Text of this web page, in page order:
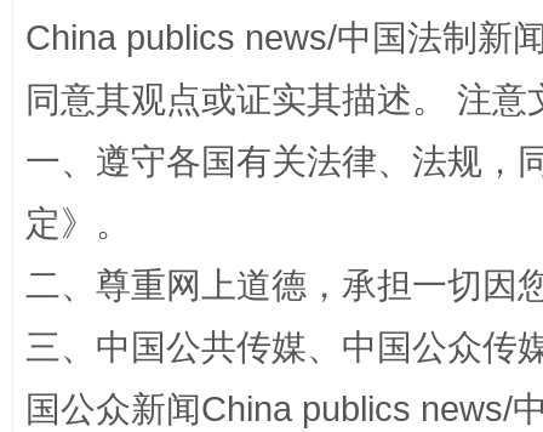
扯下公款旅游的“隐身衣” 如何以
China publics news/中国法制新
同意其观点或证实其描述。 注
一、遵守各国有关法律、法规，
定》。
二、尊重网上道德，承担一切因
三、中国公共传媒、中国公众传
国公众新闻China publics news/